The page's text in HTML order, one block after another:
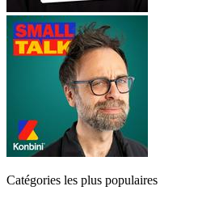
Catégories les plus populaires